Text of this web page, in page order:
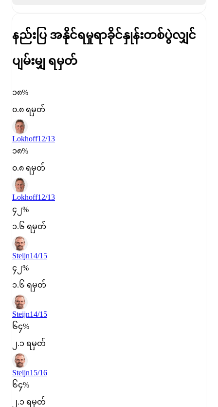
နည်းပြ အနိုင်ရမှုရာခိုင်နှုန်းတစ်ပွဲလျှင်
ပျမ်းမျှ ရမှတ်
၁၈%
၀.၈ ရမှတ်
Lokhoff12/13
၁၈%
၀.၈ ရမှတ်
Lokhoff12/13
၄၂%
၁.၆ ရမှတ်
Steijn14/15
၄၂%
၁.၆ ရမှတ်
Steijn14/15
၆၄%
၂.၁ ရမှတ်
Steijn15/16
၆၄%
၂.၁ ရမှတ်